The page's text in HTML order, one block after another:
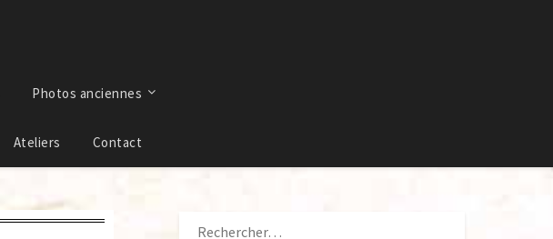
Photos anciennes
Ateliers Contact